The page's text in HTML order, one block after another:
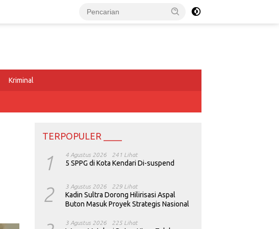
Kriminal
TERPOPULER ____
1 4 Agustus 2026 241 Lihat
5 SPPG di Kota Kendari Di-suspend
2 3 Agustus 2026 229 Lihat
Kadin Sultra Dorong Hilirisasi Aspal
Buton Masuk Proyek Strategis Nasional
3 Agustus 2026 225 Lihat